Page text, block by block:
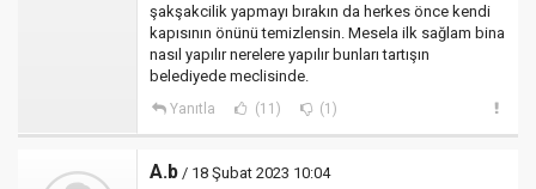
şakşakcilik yapmayı bırakın da herkes önce kendi
kapısının önünü temizlensin. Mesela ilk sağlam bina
nasıl yapılır nerelere yapılır bunları tartışın
belediyede meclisinde.
Yanıtla (11) (1)
A.b / 18 Şubat 2023 10:04